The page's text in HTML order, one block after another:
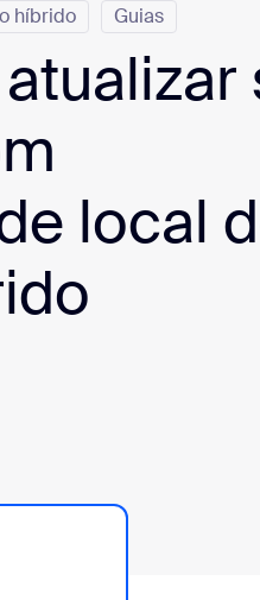
O que está em alta, a
My Notes
Phone
híbrido Guias
local